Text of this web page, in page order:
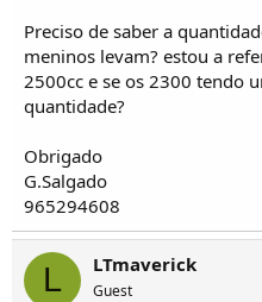
i
c
o
s
Preciso de saber a
meninos levam? estou a
2500cc e se os 2300 tendo
quantidade?
Obrigado
G.Salgado
965294608
L LTmaverick
Guest